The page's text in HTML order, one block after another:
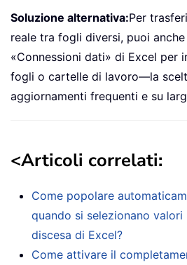
Soluzione alternativa:Per
reale tra fogli diversi, puoi
«Connessioni dati» di Excel per
fogli o cartelle di lavoro—la
aggiornamenti frequenti e su
<Articoli correlati:
Come popolare
quando si selezionano valori
discesa di Excel?
Come attivare il